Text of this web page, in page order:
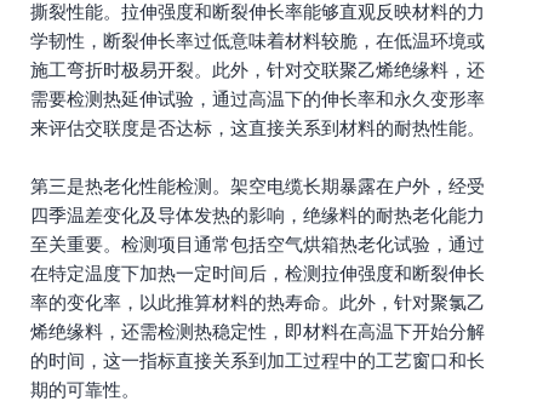
撕裂性能。拉伸强度和断裂伸长率能够直观反映材料的力
学韧性，断裂伸长率过低意味着材料较脆，在低温环境或
施工弯折时极易开裂。此外，针对交联聚乙烯绝缘料，还
需要检测热延伸试验，通过高温下的伸长率和永久变形率
来评估交联度是否达标，这直接关系到材料的耐热性能。
第三是热老化性能检测。架空电缆长期暴露在户外，经受
四季温差变化及导体发热的影响，绝缘料的耐热老化能力
至关重要。检测项目通常包括空气烘箱热老化试验，通过
在特定温度下加热一定时间后，检测拉伸强度和断裂伸长
率的变化率，以此推算材料的热寿命。此外，针对聚氯乙
烯绝缘料，还需检测热稳定性，即材料在高温下开始分解
的时间，这一指标直接关系到加工过程中的工艺窗口和长
期的可靠性。